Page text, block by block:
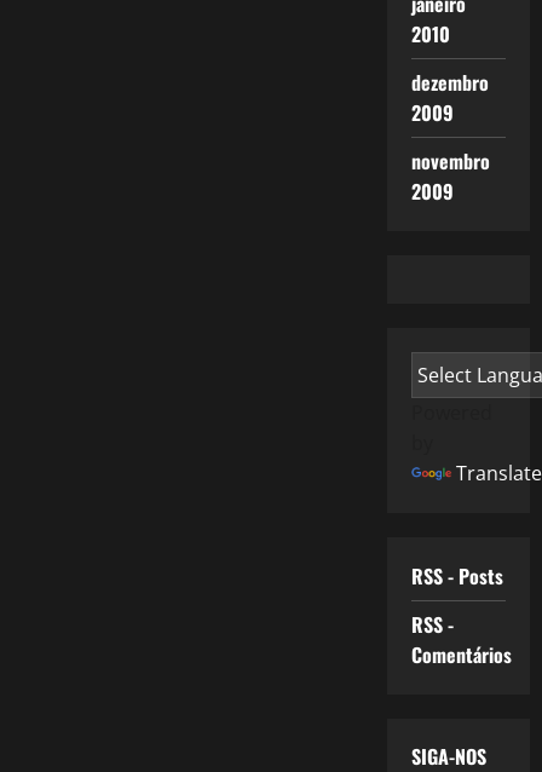
2010
dezembro
2009
novembro
2009
Translate
RSS - Posts
RSS -
Comentários
SIGA-NOS